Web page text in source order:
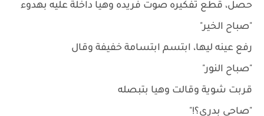
حصل، قطع تفكيره صوت فريده وهيا داخلة عليه بهدوء
"صباح الخير"
رفع عينه ليها، ابتسم ابتسامة خفيفة وقال
"صباح النور"
قربت شوية وقالت وهيا بتبصله
"صاحي بدري؟!"